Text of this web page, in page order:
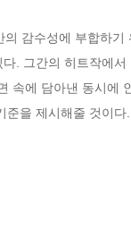
감수성에 부합하
. 그간의 히트작에
속에 담아낸 동시에
준을 제시해줄 것이다.